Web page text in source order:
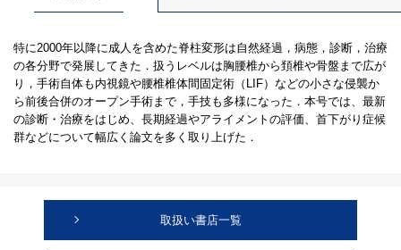
特に2000年以降に成人を含めた脊柱変形は自然経過，病態，診断，治療
の各分野で発展してきた．扱うレベルは胸腰椎から頚椎や骨盤まで広が
り，手術自体も内視鏡や腰椎椎体間固定術（LIF）などの小さな侵襲か
ら前後合併のオープン手術まで，手技も多様になった．本号では、最新
の診断・治療をはじめ、長期経過やアライメントの評価、首下がり症候
群などについて幅広く論文を多く取り上げた．
取扱い書店一覧